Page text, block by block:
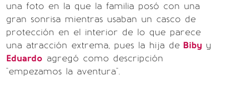
una foto en la que la familia posó con una
gran sonrisa mientras usaban un casco de
protección en el interior de lo que parece
una atracción extrema, pues la hija de Biby y
Eduardo agregó como descripción
"empezamos la aventura".